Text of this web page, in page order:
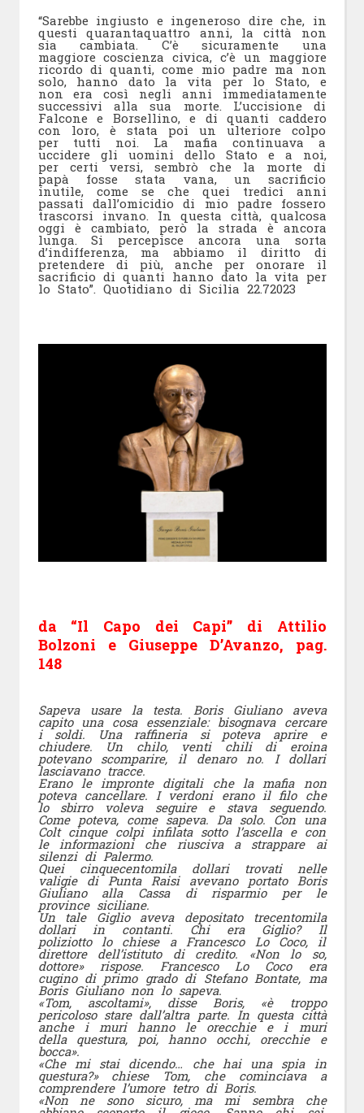
“Sarebbe ingiusto e ingeneroso dire che, in
questi quarantaquattro anni, la città non
sia cambiata. C’è sicuramente una
maggiore coscienza civica, c’è un maggiore
ricordo di quanti, come mio padre ma non
solo, hanno dato la vita per lo Stato, e
non era così negli anni immediatamente
successivi alla sua morte. L’uccisione di
Falcone e Borsellino, e di quanti caddero
con loro, è stata poi un ulteriore colpo
per tutti noi. La mafia continuava a
uccidere gli uomini dello Stato e a noi,
per certi versi, sembrò che la morte di
papà fosse stata vana, un sacrificio
inutile, come se che quei tredici anni
passati dall’omicidio di mio padre fossero
trascorsi invano. In questa città, qualcosa
oggi è cambiato, però la strada è ancora
lunga. Si percepisce ancora una sorta
d’indifferenza, ma abbiamo il diritto di
pretendere di più, anche per onorare il
sacrificio di quanti hanno dato la vita per
lo Stato”. Quotidiano di Sicilia 22.72023
da “Il Capo dei Capi” di Attilio
Bolzoni e Giuseppe D’Avanzo, pag.
148
Sapeva usare la testa. Boris Giuliano aveva
capito una cosa essenziale: bisognava cercare
i soldi. Una raffineria si poteva aprire e
chiudere. Un chilo, venti chili di eroina
potevano scomparire, il denaro no. I dollari
lasciavano tracce.
Erano le impronte digitali che la mafia non
poteva cancellare. I verdoni erano il filo che
lo sbirro voleva seguire e stava seguendo.
Come poteva, come sapeva. Da solo. Con una
Colt cinque colpi infilata sotto l’ascella e con
le informazioni che riusciva a strappare ai
silenzi di Palermo.
Quei cinquecentomila dollari trovati nelle
valigie di Punta Raisi avevano portato Boris
Giuliano alla Cassa di risparmio per le
province siciliane.
Un tale Giglio aveva depositato trecentomila
dollari in contanti. Chi era Giglio? Il
poliziotto lo chiese a Francesco Lo Coco, il
direttore dell’istituto di credito. «Non lo so,
dottore» rispose. Francesco Lo Coco era
cugino di primo grado di Stefano Bontate, ma
Boris Giuliano non lo sapeva.
«Tom, ascoltami», disse Boris, «è troppo
pericoloso stare dall’altra parte. In questa città
anche i muri hanno le orecchie e i muri
della questura, poi, hanno occhi, orecchie e
bocca».
«Che mi stai dicendo… che hai una spia in
questura?» chiese Tom, che cominciava a
comprendere l’umore tetro di Boris.
«Non ne sono sicuro, ma mi sembra che